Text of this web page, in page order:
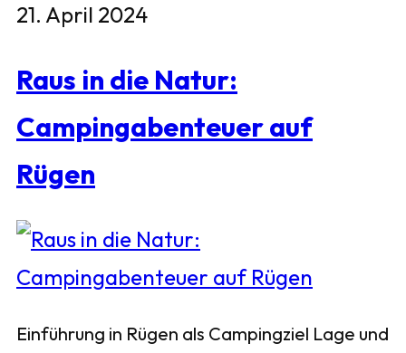
21. April 2024
Raus in die Natur:
Campingabenteuer auf
Rügen
Einführung in Rügen als Campingziel Lage und